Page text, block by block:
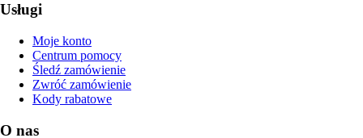
Usługi
Moje konto
Centrum pomocy
Śledź zamówienie
Zwróć zamówienie
Kody rabatowe
O nas